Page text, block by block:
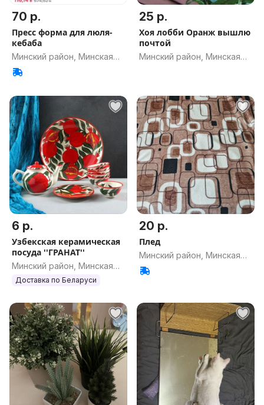
70 р.
Пресс форма для люля-
кебаба
Минский район, Минская
обл.
25 р.
Хоя лобби Оранж вышлю
почтой
Минский район, Минская
6 р.
Узбекская керамическая
посуда ''ГРАНАТ''
Минский район, Минская
обл.
Доставка по Беларуси
20 р.
Плед
Минский район, Минская
обл.